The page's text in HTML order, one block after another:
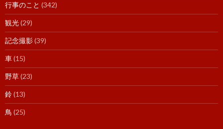
行事のこと (342)
観光(29)
記念撮影(39)
車(15)
野草(23)
鈴(13)
鳥 (25)